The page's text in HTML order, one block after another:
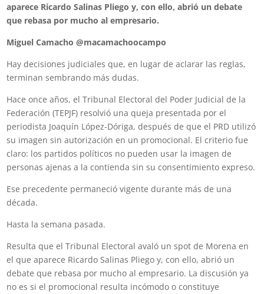
aparece Ricardo Salinas Pliego y, con ello, abrió un debate
que rebasa por mucho al empresario.
Miguel Camacho @macamachoocampo
Hay decisiones judiciales que, en lugar de aclarar las reglas,
terminan sembrando más dudas.
Hace once años, el Tribunal Electoral del Poder Judicial de la
Federación (TEPJF) resolvió una queja presentada por el
periodista Joaquín López-Dóriga, después de que el PRD utilizó
su imagen sin autorización en un promocional. El criterio fue
claro: los partidos políticos no pueden usar la imagen de
personas ajenas a la contienda sin su consentimiento expreso.
Ese precedente permaneció vigente durante más de una
década.
Hasta la semana pasada.
Resulta que el Tribunal Electoral avaló un spot de Morena en
el que aparece Ricardo Salinas Pliego y, con ello, abrió un
debate que rebasa por mucho al empresario. La discusión ya
no es si el promocional resulta incómodo o constituye